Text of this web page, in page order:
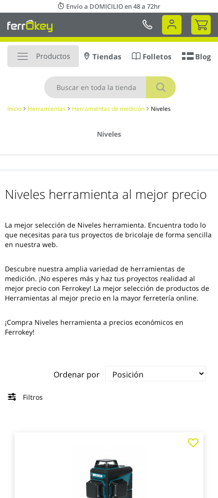
al
contenido
Envío a DOMICILIO en 48 a 72hr
Mi
Productos
Buscar
Tiendas Folletos Blog
Inicio Herramientas Herramientas de medición Niveles
Niveles
Niveles herramienta al mejor precio
La mejor selección de Niveles herramienta. Encuentra todo lo
que necesitas para tus proyectos de bricolaje de forma sencilla
en nuestra web.
Descubre nuestra amplia variedad de herramientas de
medición. ¡No esperes más y haz tus proyectos realidad al
mejor precio con Ferrokey! La mejor selección de productos de
Herramientas al mejor precio en la mayor ferretería online.
¡Compra Niveles herramienta a precios económicos en
Ferrokey!
Ordenar por
Filtros